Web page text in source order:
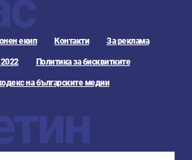
екип Контакти За реклама
Политика за бисквитките
на българските медии